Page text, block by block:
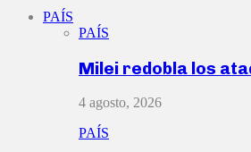
PAÍS
PAÍS
Milei redobla los
4 agosto, 2026
PAÍS